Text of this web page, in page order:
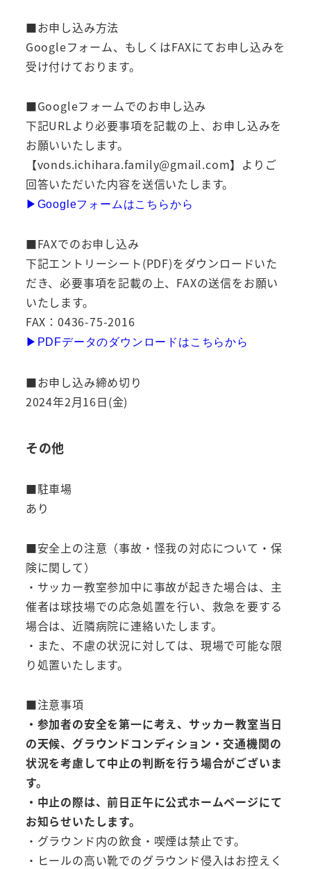
■お申し込み方法
Googleフォーム、もしくはFAXにてお申し込みを
受け付けております。
■Googleフォームでのお申し込み
下記URLより必要事項を記載の上、お申し込みを
お願いいたします。
【vonds.ichihara.family@gmail.com】よりご
回答いただいた内容を送信いたします。
▶︎Googleフォームはこちらから
■FAXでのお申し込み
下記エントリーシート(PDF)をダウンロードいた
だき、必要事項を記載の上、FAXの送信をお願い
いたします。
FAX：0436-75-2016
▶︎PDFデータのダウンロードはこちらから
■お申し込み締め切り
2024年2月16日(金)
その他
■駐車場
あり
■安全上の注意（事故・怪我の対応について・保
険に関して）
・サッカー教室参加中に事故が起きた場合は、主
催者は球技場での応急処置を行い、救急を要する
場合は、近隣病院に連絡いたします。
・また、不慮の状況に対しては、現場で可能な限
り処置いたします。
■注意事項
・参加者の安全を第一に考え、サッカー教室当日
の天候、グラウンドコンディション・交通機関の
状況を考慮して中止の判断を行う場合がございま
す。
・中止の際は、前日正午に公式ホームページにて
お知らせいたします。
・グラウンド内の飲食・喫煙は禁止です。
・ヒールの高い靴でのグラウンド侵入はお控えく